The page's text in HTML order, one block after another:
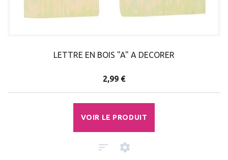
LETTRE EN BOIS "A" A DECORER
2,99 €
VOIR LE PRODUIT